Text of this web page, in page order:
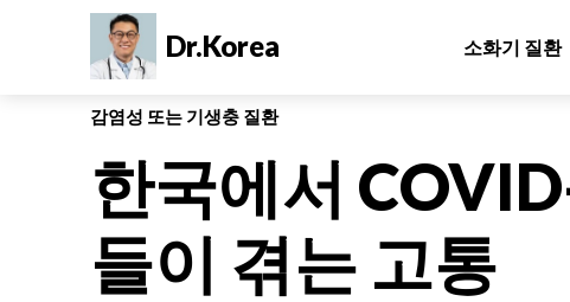
Dr.Korea 소화기 질환
감염성 또는 기생충 질환
한국에서
들이 겪는 고통